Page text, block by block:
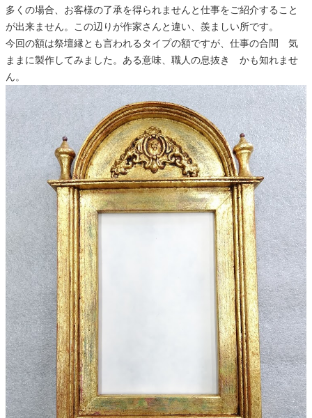
多くの場合、お客様の了承を得られませんと仕事をご紹介すること
が出来ません。この辺りが作家さんと違い、羨ましい所です。
今回の額は祭壇縁とも言われるタイプの額ですが、仕事の合間 気
ままに製作してみました。ある意味、職人の息抜き かも知れませ
ん。